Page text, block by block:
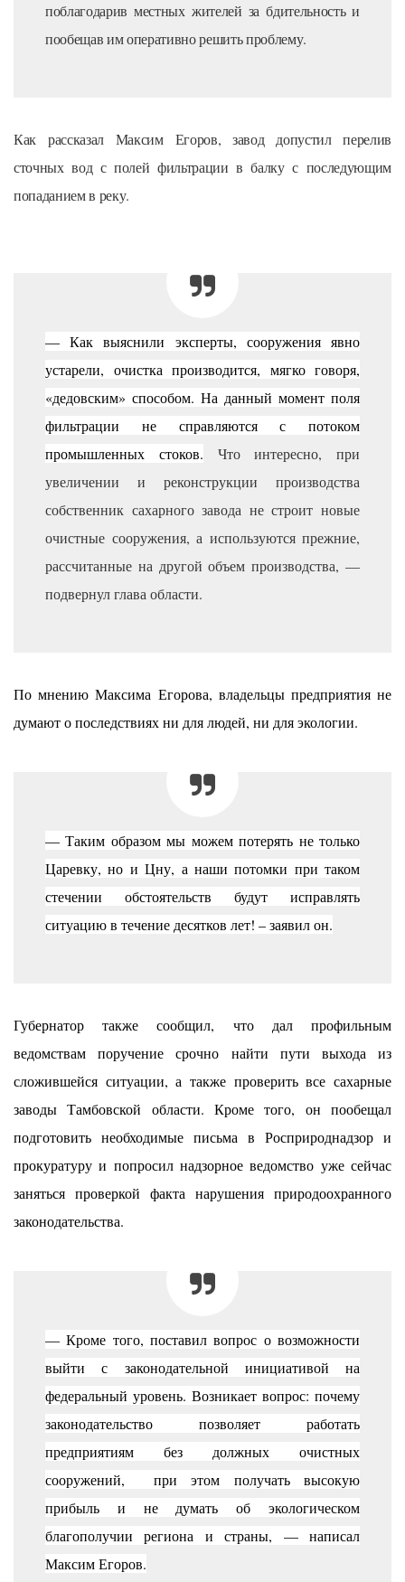
поблагодарив местных жителей за бдительность и
пообещав им оперативно решить проблему.
Как рассказал Максим Егоров, завод допустил перелив
сточных вод с полей фильтрации в балку с последующим
попаданием в реку.
— Как выяснили эксперты, сооружения явно
устарели, очистка производится, мягко говоря,
«дедовским» способом. На данный момент поля
фильтрации не справляются с потоком
промышленных стоков. Что интересно, при
увеличении и реконструкции производства
собственник сахарного завода не строит новые
очистные сооружения, а используются прежние,
рассчитанные на другой объем производства, —
подвернул глава области.
По мнению Максима Егорова, владельцы предприятия не
думают о последствиях ни для людей, ни для экологии.
— Таким образом мы можем потерять не только
Царевку, но и Цну, а наши потомки при таком
стечении обстоятельств будут исправлять
ситуацию в течение десятков лет! – заявил он.
Губернатор также сообщил, что дал профильным
ведомствам поручение срочно найти пути выхода из
сложившейся ситуации, а также проверить все сахарные
заводы Тамбовской области. Кроме того, он пообещал
подготовить необходимые письма в Росприроднадзор и
прокуратуру и попросил надзорное ведомство уже сейчас
заняться проверкой факта нарушения природоохранного
законодательства.
— Кроме того, поставил вопрос о возможности
выйти с законодательной инициативой на
федеральный уровень. Возникает вопрос: почему
законодательство позволяет работать
предприятиям без должных очистных
сооружений, при этом получать высокую
прибыль и не думать об экологическом
благополучии региона и страны, — написал
Максим Егоров.